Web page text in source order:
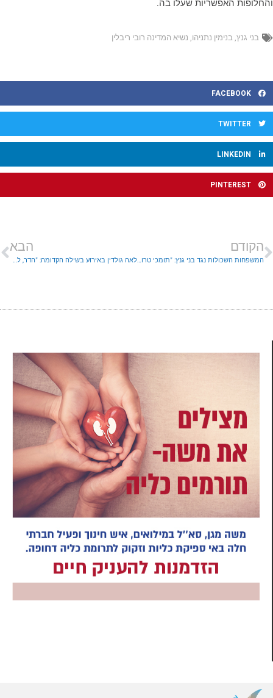
האפשריות שעלו בה.
בני גנץ, בנימין נתניהו, נשיא המדינה רובי ריבלין
FACEBOOK
TWITTER
LINKEDIN
PINTEREST
הקודם
המשפחות השכולות נגד בני גנץ: "תומכי טרור אשר רצחו את ילדינו ישבו אצלך בממשלה?!"
הבא
לאה גולדין באירוע בשילה הקדומה: "הדר, לא ננוח ולא נשקוט עד שתגיע לקבר ישראל"